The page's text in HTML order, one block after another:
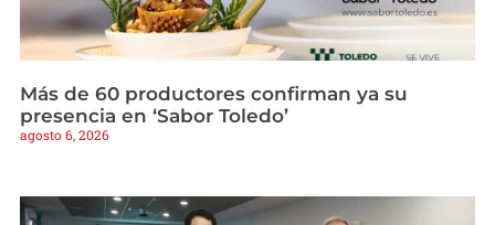
Más de 60 productores confirman ya su
presencia en ‘Sabor Toledo’
agosto 6, 2026